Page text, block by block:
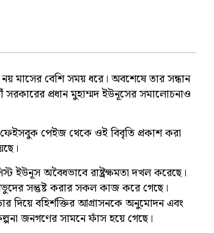
মাসের বেশি সময় ধরে। অবশেষে তার সন্ধান
সরকারের প্রধান মুহাম্মদ ইউনূসের সমালোচনাও
পেইজ থেকে ওই বিবৃতি প্রকাশ করা
ইউনূস অবৈধভাবে রাষ্ট্রক্ষমতা দখল করেছে।
সন্তুষ্ট করার সকল কাজ করে গেছে।
দিয়ে বহির্শক্তির আগ্রাসনকে অনুমোদন এবং
জনগণের সামনে ফাঁস হয়ে গেছে।